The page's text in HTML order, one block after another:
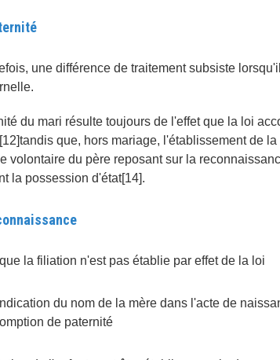
une différence de traitement subsiste
du mari résulte toujours de l'effet que la loi
que, hors mariage, l'établissement de
volontaire du père reposant sur la
la possession d'état[14].
la filiation n'est pas établie par effet de la loi
du nom de la mère dans l'acte de
de paternité